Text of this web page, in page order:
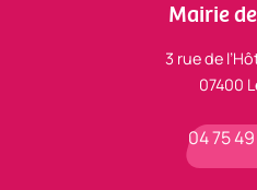
Mairie
3 rue de
07400
04 75